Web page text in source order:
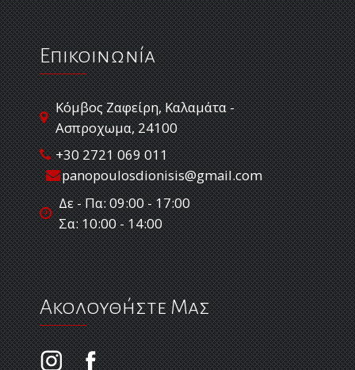
Επικοινωνία
Κόμβος Ζαφείρη, Καλαμάτα -
Ασπροχωμα, 24100
+30 2721 069 011
panopoulosdionisis@gmail.com
Δε - Πα: 09:00 - 17:00
Σα: 10:00 - 14:00
Ακολουθήστε Μας